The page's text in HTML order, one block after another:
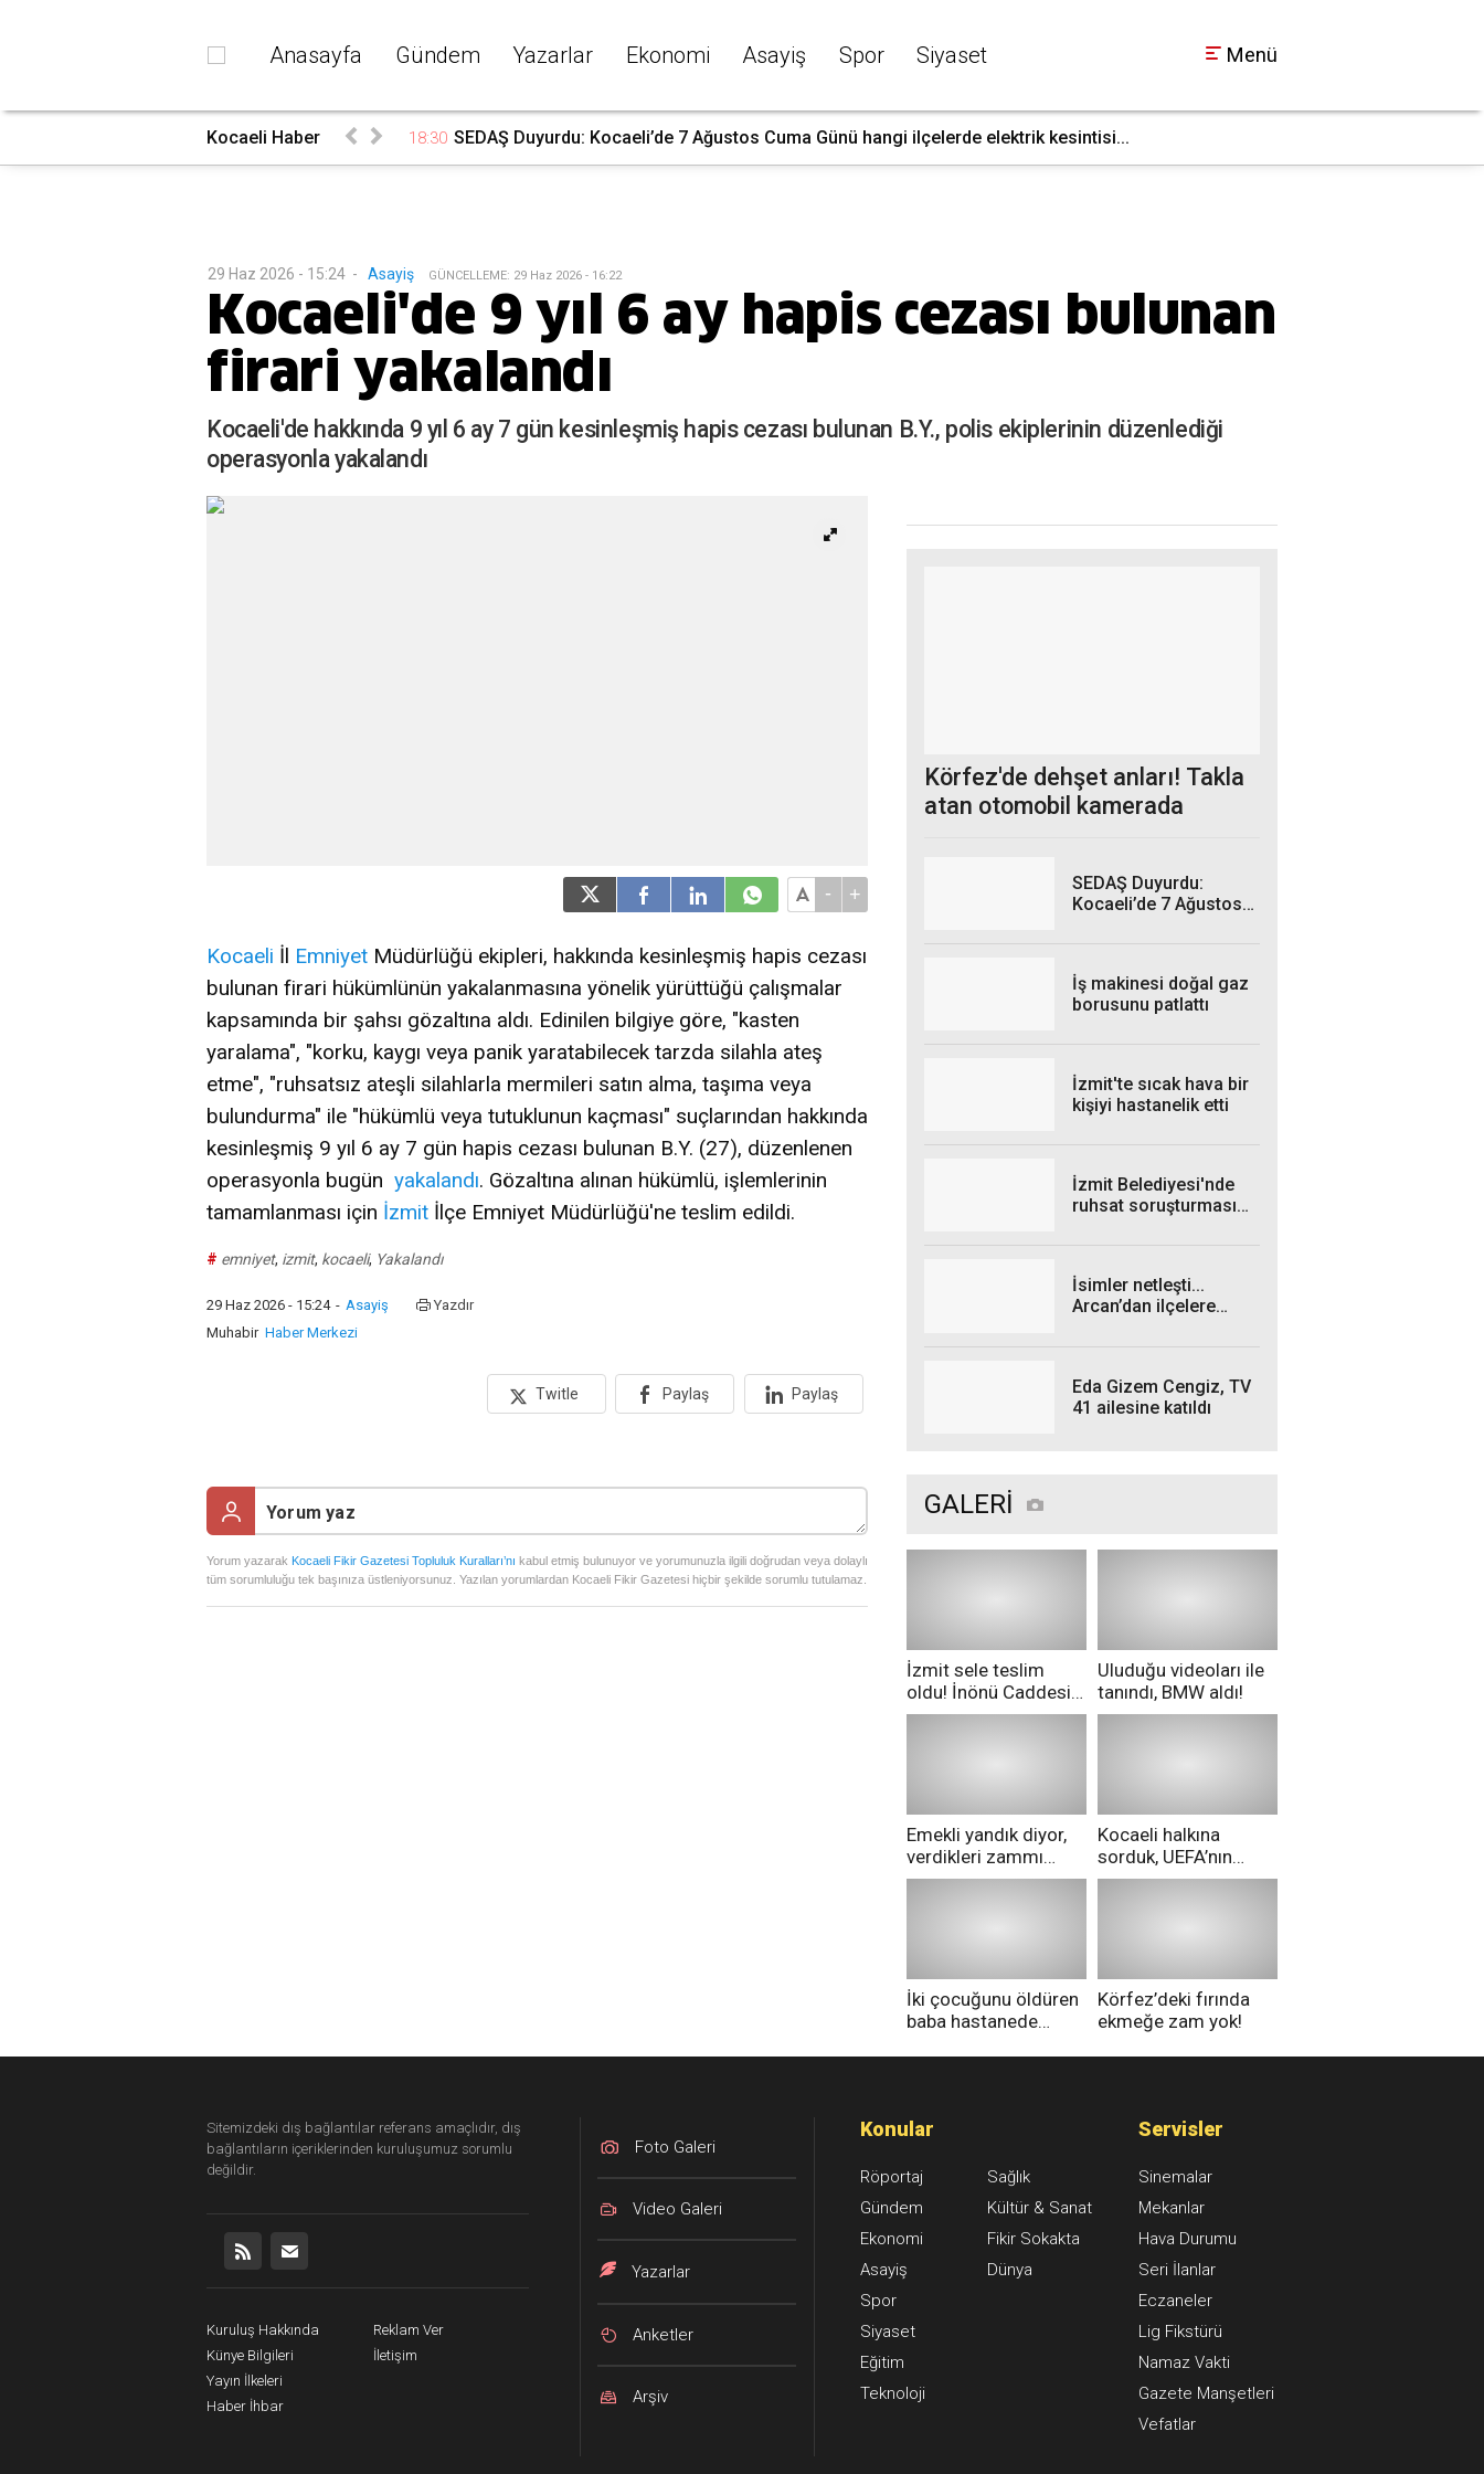
Anasayfa Gündem Yazarlar Ekonomi Asayiş Spor Siyaset Menü
Kocaeli Haber 18:30 SEDAŞ Duyurdu: Kocaeli’de 7 Ağustos Cuma Günü hangi ilçelerde elektrik kesintisi...
29 Haz 2026 - 15:24 - Asayiş GÜNCELLEME: 29 Haz 2026 - 16:22
Kocaeli'de 9 yıl 6 ay hapis cezası bulunan
firari yakalandı
Kocaeli'de hakkında 9 yıl 6 ay 7 gün kesinleşmiş hapis cezası bulunan B.Y., polis ekiplerinin düzenlediği
operasyonla yakalandı
- +
Kocaeli İl Emniyet Müdürlüğü ekipleri, hakkında kesinleşmiş hapis cezası
bulunan firari hükümlünün yakalanmasına yönelik yürüttüğü çalışmalar
kapsamında bir şahsı gözaltına aldı. Edinilen bilgiye göre, "kasten
yaralama", "korku, kaygı veya panik yaratabilecek tarzda silahla ateş
etme", "ruhsatsız ateşli silahlarla mermileri satın alma, taşıma veya
bulundurma" ile "hükümlü veya tutuklunun kaçması" suçlarından hakkında
kesinleşmiş 9 yıl 6 ay 7 gün hapis cezası bulunan B.Y. (27), düzenlenen
operasyonla bugün yakalandı. Gözaltına alınan hükümlü, işlemlerinin
tamamlanması için İzmit İlçe Emniyet Müdürlüğü'ne teslim edildi.
# emniyet, izmit, kocaeli, Yakalandı
29 Haz 2026 - 15:24 - Asayiş
Yazdır
Muhabir Haber Merkezi
Twitle Paylaş Paylaş
Yorum yazarak Kocaeli Fikir Gazetesi Topluluk Kuralları’nı kabul etmiş bulunuyor ve yorumunuzla ilgili doğrudan veya dolaylı
tüm sorumluluğu tek başınıza üstleniyorsunuz. Yazılan yorumlardan Kocaeli Fikir Gazetesi hiçbir şekilde sorumlu tutulamaz.
Körfez'de dehşet anları! Takla
atan otomobil kamerada
SEDAŞ Duyurdu:
Kocaeli’de 7 Ağustos
İş makinesi doğal gaz
borusunu patlattı
İzmit'te sıcak hava bir
kişiyi hastanelik etti
İzmit Belediyesi'nde
ruhsat soruşturması
İsimler netleşti...
Arcan’dan ilçelere
Eda Gizem Cengiz, TV
41 ailesine katıldı
GALERİ
İzmit sele teslim
oldu! İnönü Caddesi
göle döndü!
Uluduğu videoları ile
tanındı, BMW aldı!
Emekli yandık diyor,
verdikleri zammı
pazarda geri aldılar!
Kocaeli halkına
sorduk, UEFA’nın
Merih Demiral kararı
İki çocuğunu öldüren
baba hastanede
Körfez’deki fırında
ekmeğe zam yok!
Sitemizdeki dış bağlantılar referans amaçlıdır, dış
bağlantıların içeriklerinden kuruluşumuz sorumlu
değildir.
Kuruluş Hakkında
Künye Bilgileri
Yayın İlkeleri
Haber İhbar
Reklam Ver
İletişim
Foto Galeri
Video Galeri
Yazarlar
Anketler
Arşiv
Konular
Röportaj
Gündem
Ekonomi
Asayiş
Spor
Siyaset
Eğitim
Teknoloji
Sağlık
Kültür & Sanat
Fikir Sokakta
Dünya
Servisler
Sinemalar
Mekanlar
Hava Durumu
Seri İlanlar
Eczaneler
Lig Fikstürü
Namaz Vakti
Gazete Manşetleri
Vefatlar